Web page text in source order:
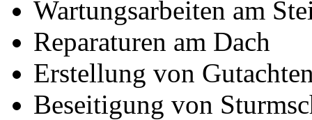
Wartungsarbeiten am
Reparaturen am Dach
Erstellung von
Beseitigung von